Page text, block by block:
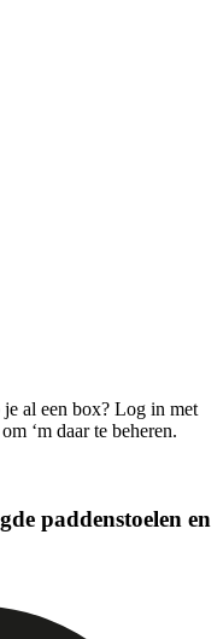
al een box? Log in met
om ‘m daar te beheren.
paddenstoelen en